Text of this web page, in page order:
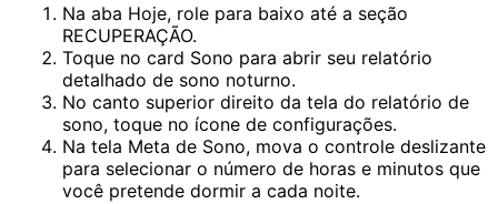
Na aba Hoje, role para baixo até a seção
RECUPERAÇÃO.
Toque no card Sono para abrir seu relatório
detalhado de sono noturno.
No canto superior direito da tela do relatório de
sono, toque no ícone de configurações.
Na tela Meta de Sono, mova o controle deslizante
para selecionar o número de horas e minutos que
você pretende dormir a cada noite.